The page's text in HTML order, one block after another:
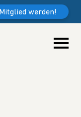
Mitglied werden!